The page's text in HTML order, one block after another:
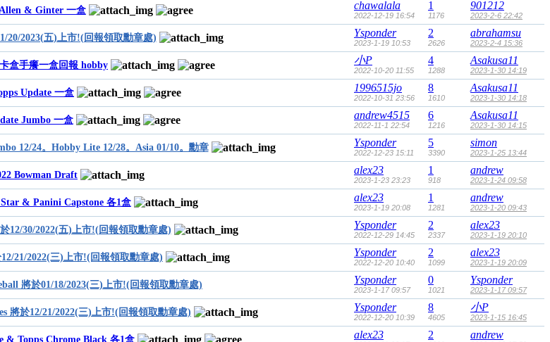
& Ginter 一盒 chawalala
2022-12-19 16:54
1
1176
901212
2023-2-6 22:42
20/2023(五)上市!(回報領取勳章處) Ysponder
2023-1-19 10:53
2
2626
abrahamsu
2023-2-4 15:36
盒手癢一盒回報 hobby 小P
2022-10-20 11:55
4
1288
Asakusa11
2023-1-30 14:19
Update 一盒 1996515jo
2022-10-31 23:56
8
1610
Asakusa11
2023-1-30 14:18
Jumbo 一盒 andrew4515
2022-11-1 22:54
6
1216
Asakusa11
2023-1-30 14:15
12/24。Hobby Lite 12/28。Asia 01/10。勳章 Ysponder
2022-12-23 15:11
5
3390
simon
2023-1-25 13:44
Bowman Draft alex23
2023-1-23 23:23
1
918
andrew
2023-1-24 09:58
& Panini Capstone 各1盒 alex23
2023-1-19 20:08
1
1281
andrew
2023-1-20 09:43
12/30/2022(五)上市!(回報領取勳章處) Ysponder
2022-12-29 14:45
2
2337
alex23
2023-1-19 20:10
21/2022(三)上市!(回報領取勳章處) Ysponder
2022-12-20 10:40
2
1099
alex23
2023-1-19 20:09
將於01/18/2023(三)上市!(回報領取勳章處) Ysponder
2023-1-17 09:57
0
1021
Ysponder
2023-1-17 09:57
將於12/21/2022(三)上市!(回報領取勳章處) Ysponder
2022-12-20 10:39
8
4605
小P
2023-1-15 16:45
& Topps Chrome Black 各1盒 alex23 2 andrew